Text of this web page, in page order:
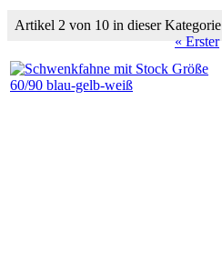
Artikel 2 von 10 in dieser Kategorie
« Erster